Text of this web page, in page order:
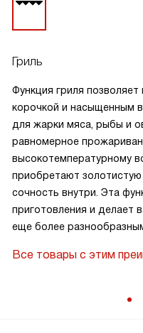
Гриль
Функция гриля
корочкой и насыщенным
для жарки мяса, рыбы и
равномерное
высокотемпературному
приобретают
сочность внутри. Эта
приготовления и делает
еще более
Все товары с этим